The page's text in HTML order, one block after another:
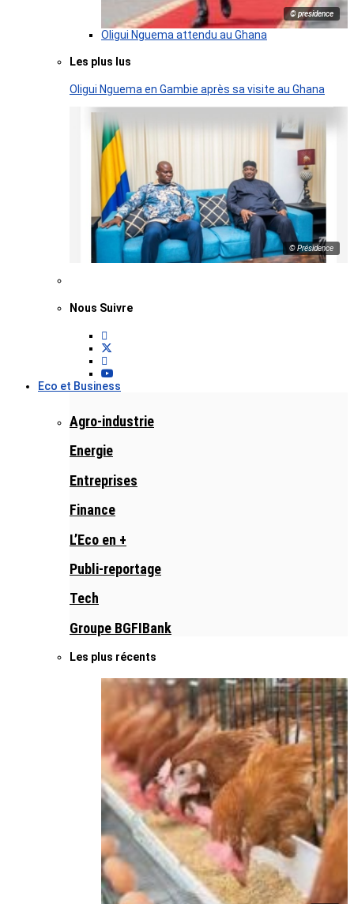
© presidence
Oligui Nguema attendu au Ghana
Les plus lus
Oligui Nguema en Gambie après sa visite au Ghana
© Présidence
Nous Suivre
Eco et Business
Agro-industrie
Energie
Entreprises
Finance
L’Eco en +
Publi-reportage
Tech
Groupe BGFIBank
Les plus récents